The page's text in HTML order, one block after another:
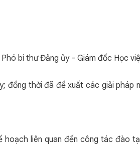
bí thư Đảng ủy - Giám đốc Học
đồng thời đã đề xuất các giải pháp
liên quan đến công tác đào